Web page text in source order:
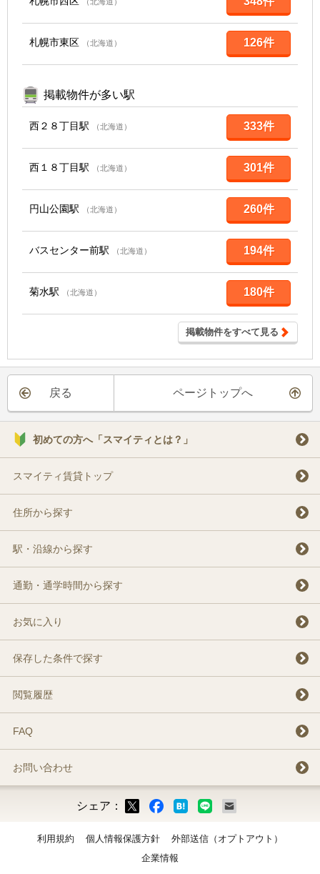
札幌市東区 （北海道） 126件
掲載物件が多い駅
西２８丁目駅 （北海道） 333件
西１８丁目駅 （北海道） 301件
円山公園駅 （北海道） 260件
バスセンター前駅 （北海道） 194件
菊水駅 （北海道） 180件
掲載物件をすべて見る
戻る ページトップへ
初めての方へ「スマイティとは？」
スマイティ賃貸トップ
住所から探す
駅・沿線から探す
通勤・通学時間から探す
お気に入り
保存した条件で探す
閲覧履歴
FAQ
お問い合わせ
シェア：
利用規約 個人情報保護方針
外部送信（オプトアウト）
企業情報